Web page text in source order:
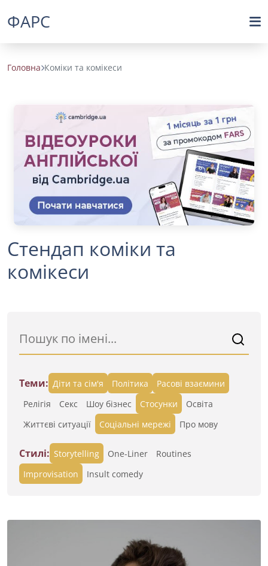
ФАРС
Головна Коміки та комікеси
Стендап коміки та
комікеси
Теми: Діти та сім'я Політика
Расові взаємини
Релігія
Секс Шоу бізнес Стосунки
Освіта
Життєві ситуації
Cоціальні мережі Про мову
Стилі: Storytelling One-Liner
Routines
Improvisation
Insult comedy